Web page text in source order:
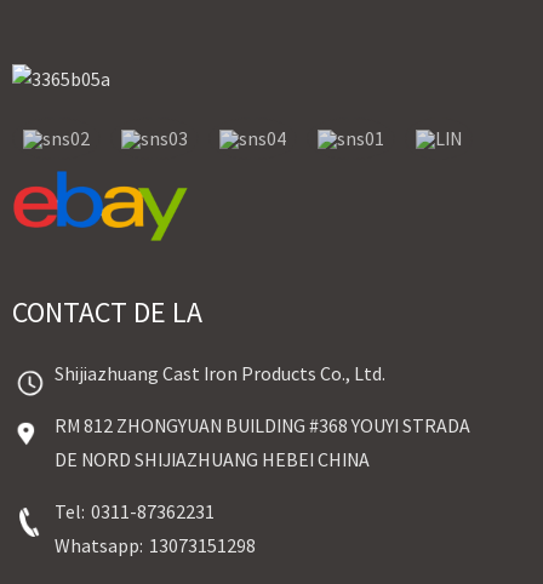
CONTACT DE LA
Shijiazhuang Cast Iron Products Co., Ltd.
RM 812 ZHONGYUAN BUILDING #368 YOUYI STRADA
DE NORD SHIJIAZHUANG HEBEI CHINA
Tel: 0311-87362231
Whatsapp: 13073151298